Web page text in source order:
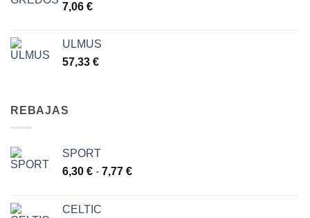
7,06 €
ULMUS
57,33 €
REBAJAS
SPORT
6,30 € - 7,77 €Rango
CELTIC